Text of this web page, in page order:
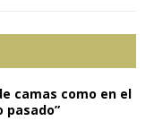
camas como en el
pasado”